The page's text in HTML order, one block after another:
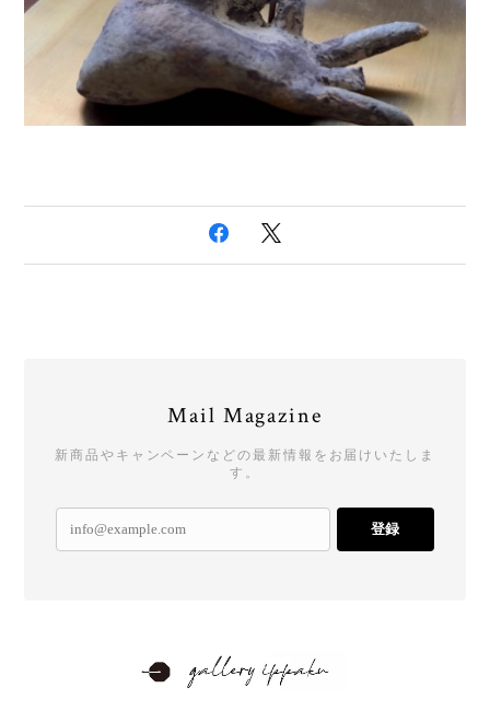
Mail Magazine
新商品やキャンペーンなどの最新情報をお届けいたしま
す。
登録